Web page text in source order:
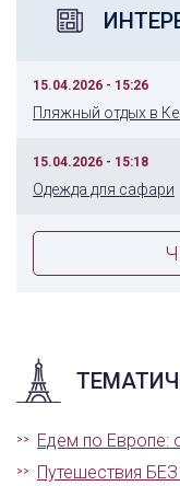
15.04.2026 - 15:26
Пляжный отдых в
15.04.2026 - 15:18
Одежда для сафари
Едем по Европе:
Путешествия